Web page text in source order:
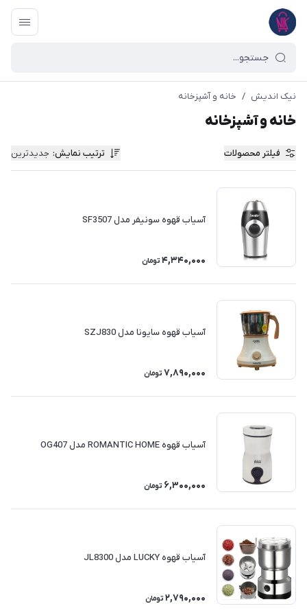
نیک اندیش / خانه و آشپزخانه
خانه و آشپزخانه
فیلتر محصولات ترتیب نمایش: جدیدترین
آسیاب قهوه سونیفر مدل SF3507
4,340,000 تومان
آسیاب قهوه سایونا مدل SZJ830
7,890,000 تومان
آسیاب قهوه ROMANTIC HOME مدل OG407
6,300,000 تومان
آسیاب قهوه LUCKY مدل JL8300
2,790,000 تومان